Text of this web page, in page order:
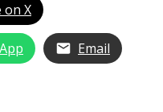
on X
Email